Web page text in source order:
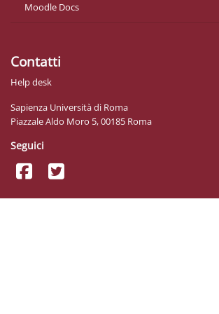
Moodle Docs
Contatti
Help desk
Sapienza Università di Roma
Piazzale Aldo Moro 5, 00185 Roma
Seguici